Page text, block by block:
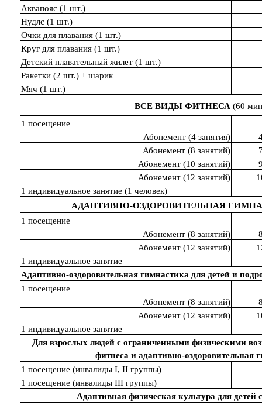
Аквапояс (1 шт.)
Нудлс (1 шт.)
Очки для плавания (1 шт.)
Круг для плавания (1 шт.)
Детский плавательный жилет (1 шт.)
Ракетки (2 шт.) + шарик
Мяч (1 шт.)
ВСЕ ВИДЫ ФИТНЕСА(60
1 посещение
Абонемент (4 занятия)
Абонемент (8 занятий)
Абонемент (10 занятий)
Абонемент (12 занятий)
1 индивидуальное занятие (1 человек)
АДАПТИВНО-ОЗДОРОВИТЕЛЬНАЯ
1 посещение
Абонемент (8 занятий)
Абонемент (12 занятий)
1 индивидуальное занятие
Адаптивно-оздоровительная гимнастика для детей и
1 посещение
Абонемент (8 занятий)
Абонемент (12 занятий)
1 индивидуальное занятие
Для взрослых людей с ограниченными физическими
фитнеса и адаптивно-оздоровительная
1 посещение (инвалиды I, II группы)
1 посещение (инвалиды III группы)
Адаптивная физическая культура для детей